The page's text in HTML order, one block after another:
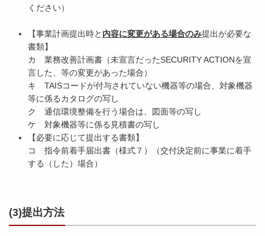
ください）
【事業計画提出時と 内容に変更がある場合のみ提出が必要な
書類】
カ 業務改善計画書（未宣言だったSECURITY ACTIONを宣
言した、等の変更があった場合）
キ TAISコードが付与されていない機器等の場合、対象機器
等に係るカタログの写し
ク 通信環境整備を行う場合は、図面等の写し
ケ 対象機器等に係る見積書の写し
【必要に応じて提出する書類】
コ 指令前着手届出書（様式７）（交付決定前に事業に着手
する（した）場合）
(3)提出方法